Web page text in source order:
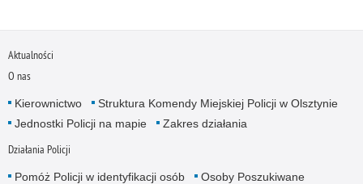
Aktualności
O nas
Kierownictwo
Struktura Komendy Miejskiej Policji w Olsztynie
Jednostki Policji na mapie
Zakres działania
Działania Policji
Pomóż Policji w identyfikacji osób
Osoby Poszukiwane